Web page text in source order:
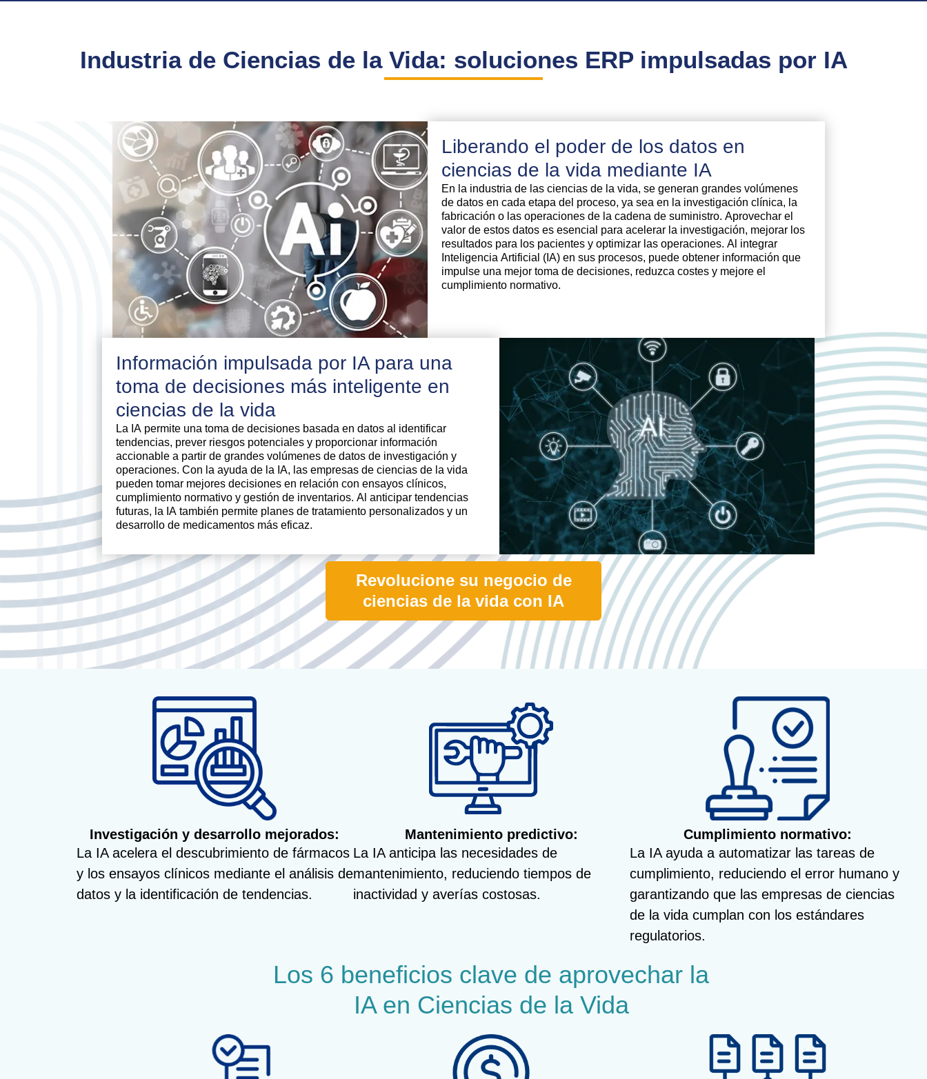
Industria de Ciencias de la Vida: soluciones ERP impulsadas por IA
Liberando el poder de los datos en
ciencias de la vida mediante IA
En la industria de las ciencias de la vida, se generan grandes volúmenes
de datos en cada etapa del proceso, ya sea en la investigación clínica, la
fabricación o las operaciones de la cadena de suministro. Aprovechar el
valor de estos datos es esencial para acelerar la investigación, mejorar los
resultados para los pacientes y optimizar las operaciones. Al integrar
Inteligencia Artificial (IA) en sus procesos, puede obtener información que
impulse una mejor toma de decisiones, reduzca costes y mejore el
cumplimiento normativo.
Información impulsada por IA para una
toma de decisiones más inteligente en
ciencias de la vida
La IA permite una toma de decisiones basada en datos al identificar
tendencias, prever riesgos potenciales y proporcionar información
accionable a partir de grandes volúmenes de datos de investigación y
operaciones. Con la ayuda de la IA, las empresas de ciencias de la vida
pueden tomar mejores decisiones en relación con ensayos clínicos,
cumplimiento normativo y gestión de inventarios. Al anticipar tendencias
futuras, la IA también permite planes de tratamiento personalizados y un
desarrollo de medicamentos más eficaz.
Revolucione su negocio de
ciencias de la vida con IA
Investigación y desarrollo mejorados:
La IA acelera el descubrimiento de fármacos
y los ensayos clínicos mediante el análisis de
datos y la identificación de tendencias.
Mantenimiento predictivo:
La IA anticipa las necesidades de
mantenimiento, reduciendo tiempos de
inactividad y averías costosas.
Cumplimiento normativo:
La IA ayuda a automatizar las tareas de
cumplimiento, reduciendo el error humano y
garantizando que las empresas de ciencias
de la vida cumplan con los estándares
regulatorios.
Los 6 beneficios clave de aprovechar la
IA en Ciencias de la Vida